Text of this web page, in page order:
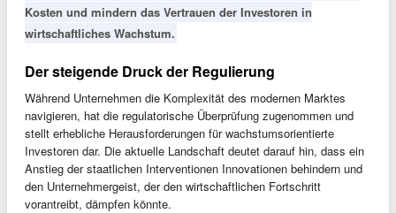
Kosten und mindern das Vertrauen der Investoren in
wirtschaftliches Wachstum.
Der steigende Druck der Regulierung
Während Unternehmen die Komplexität des modernen Marktes
navigieren, hat die regulatorische Überprüfung zugenommen und
stellt erhebliche Herausforderungen für wachstumsorientierte
Investoren dar. Die aktuelle Landschaft deutet darauf hin, dass ein
Anstieg der staatlichen Interventionen Innovationen behindern und
den Unternehmergeist, der den wirtschaftlichen Fortschritt
vorantreibt, dämpfen könnte.